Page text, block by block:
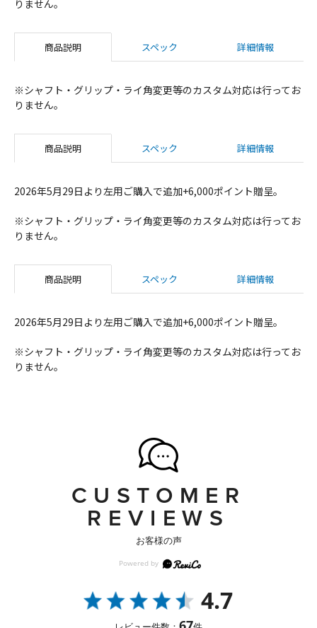
りません。
商品説明 スペック 詳細情報
※シャフト・グリップ・ライ角変更等のカスタム対応は行ってお
りません。
商品説明 スペック 詳細情報
2026年5月29日より左用ご購入で追加+6,000ポイント贈呈。
※シャフト・グリップ・ライ角変更等のカスタム対応は行ってお
りません。
商品説明 スペック 詳細情報
2026年5月29日より左用ご購入で追加+6,000ポイント贈呈。
※シャフト・グリップ・ライ角変更等のカスタム対応は行ってお
りません。
CUSTOMER
REVIEWS
お客様の声
4.7